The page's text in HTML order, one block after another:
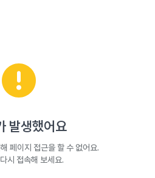
발생했어요
페이지 접근을 할 수 없어요.
시 접속해 보세요.